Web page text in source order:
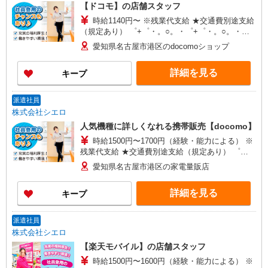
【ドコモ】の店舗スタッフ
時給1140円〜 ※残業代支給 ★交通費別途支給
（規定あり） ゜+゜・。○。・゜+゜・。○。・゜
+゜ 入社祝い金10万円支給(規定有) お友達を紹介
頂くと, インセンティブ支給(規定有) ★月2回払
い・週払い可能（規程有）★ ゜・。○。・゜
+゜・。○。・゜+゜
愛知県名古屋市港区のdocomoショップ
キープ 詳細を見る
派遣社員
株式会社シエロ
人気機種に詳しくなれる携帯販売【docomo】
時給1500円〜1700円（経験・能力による） ※
残業代支給 ★交通費別途支給（規定あり） ゜
+゜・。○。・゜+゜・。○。・゜+゜ 入社祝い金10
万円支給(規定有) お友達を紹介頂くと, インセンテ
ィブ支給(規定有) ★月2回払い・週払い可能（規程
有）★ ゜・。○。・゜+゜・。○。・゜+゜
愛知県名古屋市港区の家電量販店
キープ 詳細を見る
派遣社員
株式会社シエロ
【楽天モバイル】の店舗スタッフ
時給1500円〜1600円（経験・能力による） ※